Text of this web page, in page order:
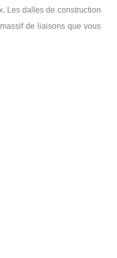
Les dalles de construction
de liaisons que vous